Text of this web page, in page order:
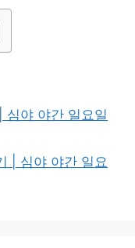
심야 야간 일요일
| 심야 야간 일요